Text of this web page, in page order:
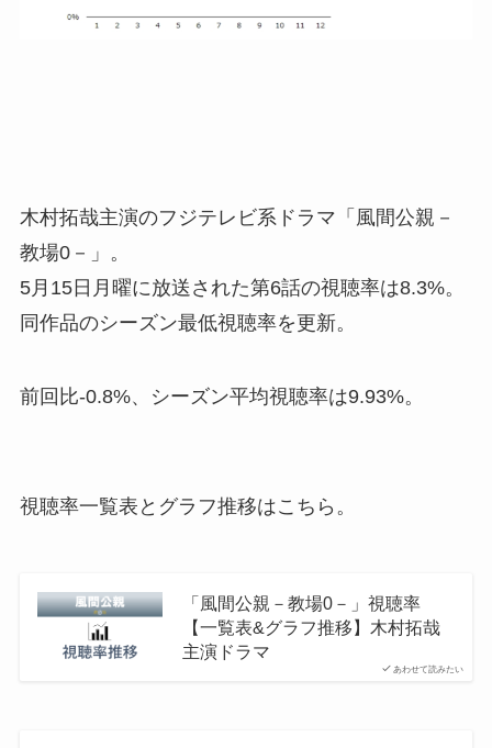
木村拓哉主演のフジテレビ系ドラマ「風間公親－
教場0－」。
5月15日月曜に放送された第6話の視聴率は8.3%。
同作品のシーズン最低視聴率を更新。
前回比-0.8%、シーズン平均視聴率は9.93%。
視聴率一覧表とグラフ推移はこちら。
あわせて読みたい
「風間公親－教場0－」視聴率
【一覧表&グラフ推移】木村拓哉
主演ドラマ